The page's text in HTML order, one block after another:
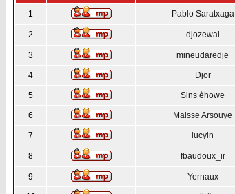
1 Pablo Saratxaga
2 djozewal
3 mineudaredje
4 Djor
5 Sins èhowe
6 Maisse Arsouye
7 lucyin
8 fbaudoux_ir
9 Yernaux